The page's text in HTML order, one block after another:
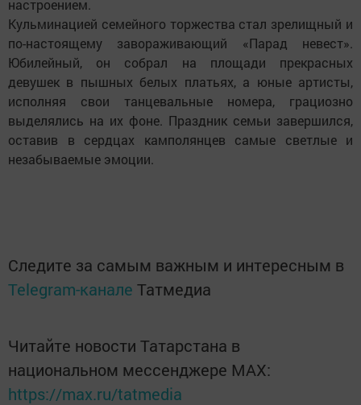
настроением.
Кульминацией семейного торжества стал зрелищный и
по-настоящему завораживающий «Парад невест».
Юбилейный, он собрал на площади прекрасных
девушек в пышных белых платьях, а юные артисты,
исполняя свои танцевальные номера, грациозно
выделялись на их фоне. Праздник семьи завершился,
оставив в сердцах камполянцев самые светлые и
незабываемые эмоции.
Следите за самым важным и интересным в
Telegram-канале Татмедиа
Читайте новости Татарстана в
национальном мессенджере MАХ:
https://max.ru/tatmedia